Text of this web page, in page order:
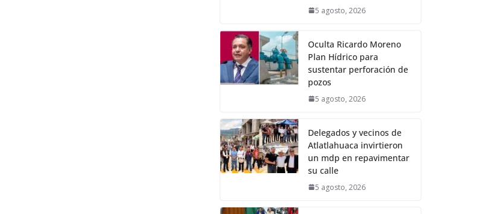
5 agosto, 2026
Oculta Ricardo Moreno
Plan Hídrico para
sustentar perforación de
pozos
5 agosto, 2026
Delegados y vecinos de
Atlatlahuaca invirtieron
un mdp en repavimentar
su calle
5 agosto, 2026